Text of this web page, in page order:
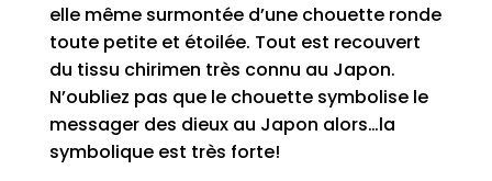
elle même surmontée d’une chouette ronde
toute petite et étoilée. Tout est recouvert
du tissu chirimen très connu au Japon.
N’oubliez pas que le chouette symbolise le
messager des dieux au Japon alors…la
symbolique est très forte!